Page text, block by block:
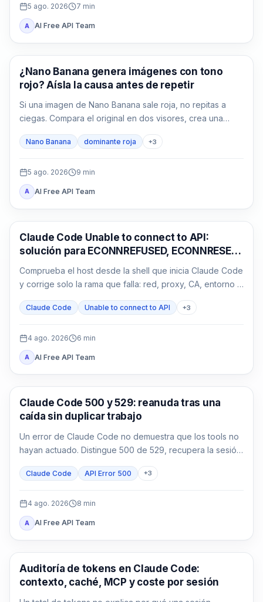
5 ago. 2026 7 min
A AI Free API Team
Generación de imágenes con IA
¿Nano Banana genera imágenes con tono
rojo? Aísla la causa antes de repetir
Si una imagen de Nano Banana sale roja, no repitas a
ciegas. Compara el original en dos visores, crea una
cada vez.
Nano Banana dominante roja +3
5 ago. 2026 9 min
A AI Free API Team
Claude Code
Claude Code Unable to connect to API:
solución para ECONNREFUSED, ECONNRESET
Comprueba el host desde la shell que inicia Claude Code
y corrige solo la rama que falla: red, proxy, CA, entorno o
Claude Code Unable to connect to API +3
4 ago. 2026 6 min
A AI Free API Team
Claude Code
Claude Code 500 y 529: reanuda tras una
caída sin duplicar trabajo
Un error de Claude Code no demuestra que los tools no
hayan actuado. Distingue 500 de 529, recupera la sesión
Claude Code API Error 500 +3
4 ago. 2026 8 min
A AI Free API Team
Claude Code
Auditoría de tokens en Claude Code:
contexto, caché, MCP y coste por sesión